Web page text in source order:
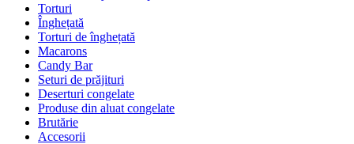
Torturi
Înghețată
Torturi de înghețată
Macarons
Candy Bar
Seturi de prăjituri
Deserturi congelate
Produse din aluat congelate
Brutărie
Accesorii